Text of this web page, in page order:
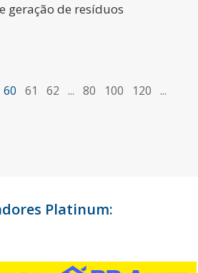
geração de resíduos
60 61 62 ... 80 100 120 ...
Platinum: